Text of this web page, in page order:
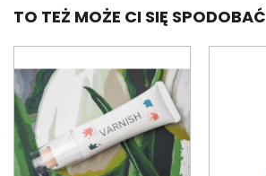
TO TEŻ MOŻE CI SIĘ SPODOBAĆ